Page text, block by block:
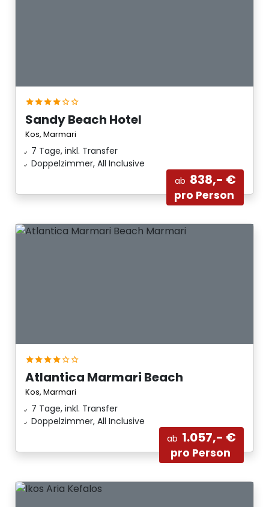
Sandy Beach Hotel
Kos, Marmari
7 Tage, inkl. Transfer
Doppelzimmer, All Inclusive
ab 838,- €
pro Person
Atlantica Marmari Beach
Kos, Marmari
7 Tage, inkl. Transfer
Doppelzimmer, All Inclusive
ab 1.057,- €
pro Person